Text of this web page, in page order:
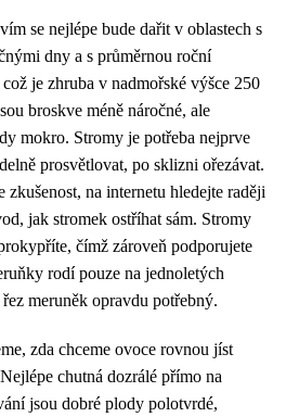
se nejlépe bude dařit v oblastech s
dny a s průměrnou roční
je zhruba v nadmořské výšce 250
broskve méně náročné, ale
mokro. Stromy je potřeba nejprve
prosvětlovat, po sklizni ořezávat.
zkušenost, na internetu hledejte raději
jak stromek ostříhat sám. Stromy
čímž zároveň podporujete
rodí pouze na jednoletých
meruněk opravdu potřebný.
zda chceme ovoce rovnou jíst
chutná dozrálé přímo na
jsou dobré plody polotvrdé,